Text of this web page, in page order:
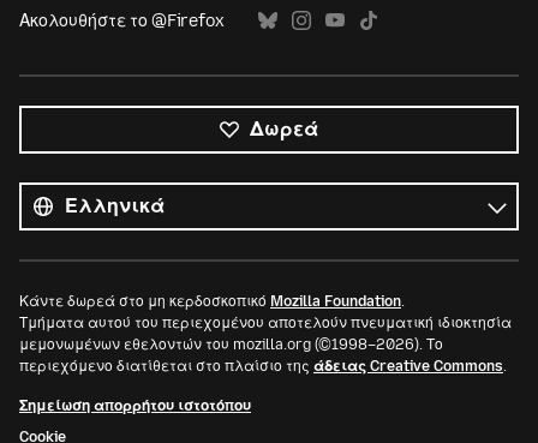
Ακολουθήστε το @Firefox
Δωρεά
οι
γλώσσες
Γλώσσα
Κάντε δωρεά στο μη κερδοσκοπικό Mozilla Foundation.
Τμήματα αυτού του περιεχομένου αποτελούν πνευματική ιδιοκτησία
μεμονωμένων εθελοντών του mozilla.org (©1998–2026). Το
περιεχόμενο διατίθεται στο πλαίσιο της άδειας Creative Commons.
Σημείωση απορρήτου ιστοτόπου
Cookie